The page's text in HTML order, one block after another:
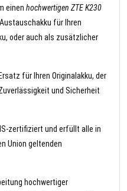
einen hochwertigen ZTE K230
für Ihren
oder auch als zusätzlicher
für Ihren Originalakku, der
und Sicherheit
zertifiziert und erfüllt alle in
Union geltenden
hochwertiger